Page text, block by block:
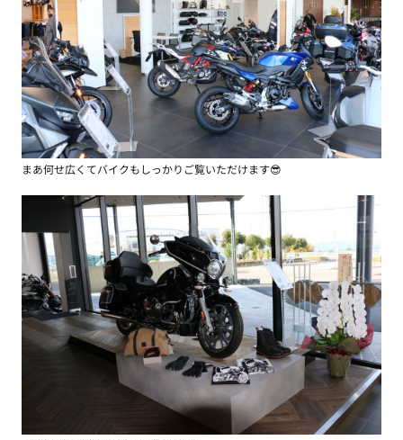
まあ何せ広くてバイクもしっかりご覧いただけます😎